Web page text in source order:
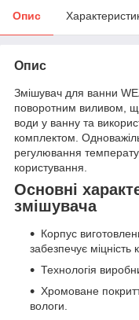
Опис
Опис
Змішувач для ванни
поворотним виливом,
води у ванну та
комплектом.
регулювання
користування.
Основні
змішувача
Корпус
забезпечує міцність
Технологія
Хромоване
вологи.